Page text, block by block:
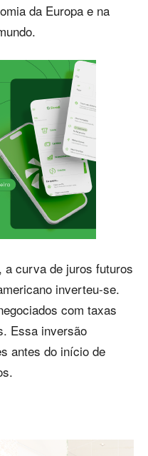
da Europa e na
a curva de juros futuros
inverteu-se.
com taxas
Essa inversão
antes do início de